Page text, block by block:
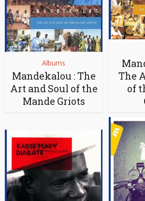
Albums
Mandekalou : The
Art and Soul of the
Mande Griots
The
of